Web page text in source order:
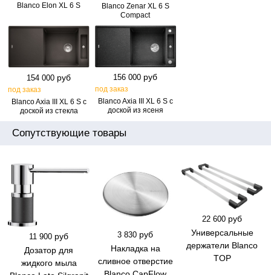
Blanco Elon XL 6 S
Blanco Zenar XL 6 S
Compact
154 000 руб
под заказ
Blanco Axia III XL 6 S с
доской из стекла
156 000 руб
под заказ
Blanco Axia III XL 6 S с
доской из ясеня
Сопутствующие товары
11 900 руб
Дозатор для
жидкого мыла
3 830 руб
Накладка на
сливное отверстие
22 600 руб
Универсальные
держатели Blanco
TOP